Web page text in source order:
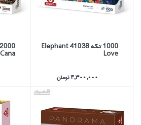
1000 تكه 41038 Elephant
Love
4,300,000 تومان